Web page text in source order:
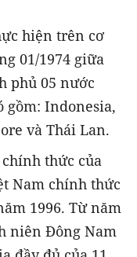
hiện trên cơ
01/1974 giữa
phủ 05 nước
gồm: Indonesia,
và Thái Lan.
thức của
Nam chính thức
1996. Từ năm
niên Đông Nam